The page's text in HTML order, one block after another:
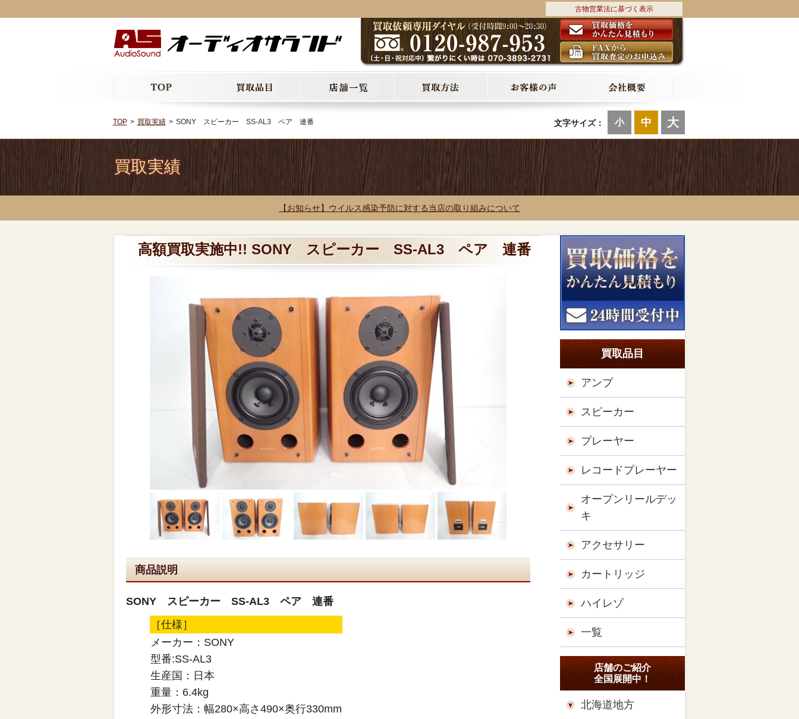
古物営業法に基づく表示
文字サイズ： 小 中 大
TOP 買取実績 SONY スピーカー SS-AL3 ペア 連番
買取実績
【お知らせ】ウイルス感染予防に対する当店の取り組みについて
高額買取実施中!! SONY スピーカー SS-AL3 ペア 連番
商品説明
SONY スピーカー SS-AL3 ペア 連番
［仕様］
メーカー：SONY
型番:SS-AL3
生産国：日本
重量：6.4kg
外形寸法：幅280×高さ490×奥行330mm
買取品目
アンプ
スピーカー
プレーヤー
レコードプレーヤー
オープンリールデッ
キ
アクセサリー
カートリッジ
ハイレゾ
一覧
店舗のご紹介
全国展開中！
北海道地方